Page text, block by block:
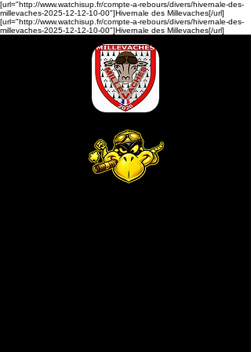
[url="http://www.watchisup.fr/compte-a-rebours/divers/hivernale-des-
millevaches-2025-12-12-10-00"]Hivernale des Millevaches[/url]
[url="http://www.watchisup.fr/compte-a-rebours/divers/hivernale-des-
millevaches-2025-12-12-10-00"]Hivernale des Millevaches[/url]